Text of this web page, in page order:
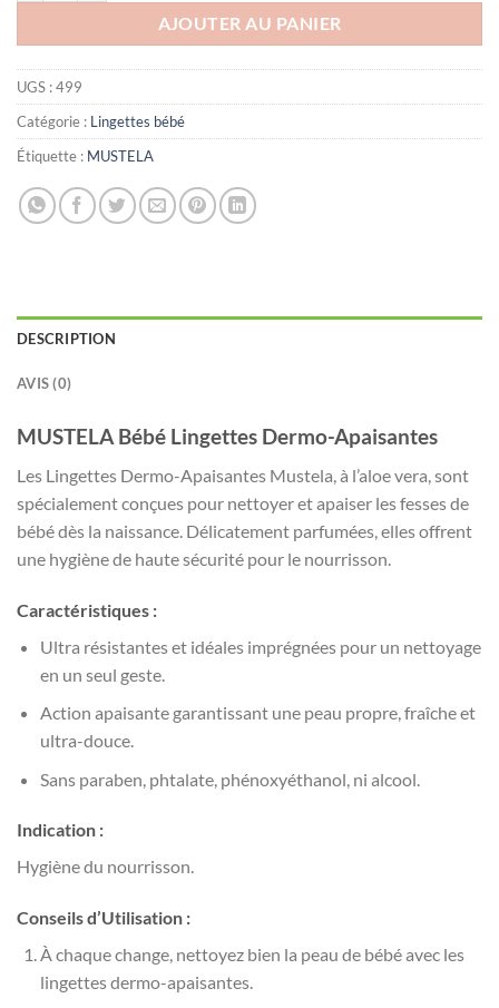
AJOUTER AU PANIER
UGS :499
Catégorie : Lingettes bébé
Étiquette : MUSTELA
DESCRIPTION
AVIS (0)
MUSTELA Bébé Lingettes Dermo-Apaisantes
Les Lingettes Dermo-Apaisantes Mustela, à l’aloe vera, sont
spécialement conçues pour nettoyer et apaiser les fesses de
bébé dès la naissance. Délicatement parfumées, elles offrent
une hygiène de haute sécurité pour le nourrisson.
Caractéristiques :
Ultra résistantes et idéales imprégnées pour un nettoyage
en un seul geste.
Action apaisante garantissant une peau propre, fraîche et
ultra-douce.
Sans paraben, phtalate, phénoxyéthanol, ni alcool.
Indication :
Hygiène du nourrisson.
Conseils d’Utilisation :
À chaque change, nettoyez bien la peau de bébé avec les
lingettes dermo-apaisantes.